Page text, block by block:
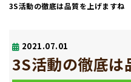
3S活動の徹底は品質を上げますね
2021.07.01
3S活動の徹底は